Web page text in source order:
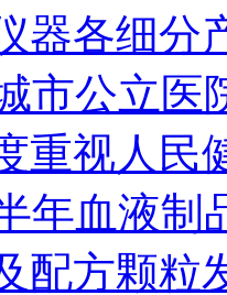
器各细分
市公立医
重视人民
年血液制
配方颗粒